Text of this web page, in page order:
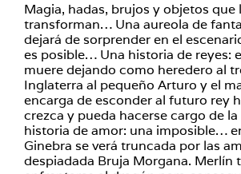
Magia, hadas, brujos y objetos que
transforman… Una aureola de
dejará de sorprender en el
es posible… Una historia de reyes:
muere dejando como heredero al
Inglaterra al pequeño Arturo y el
encarga de esconder al futuro rey
crezca y pueda hacerse cargo de
historia de amor: una imposible…
Ginebra se verá truncada por las
despiadada Bruja Morgana. Merlín